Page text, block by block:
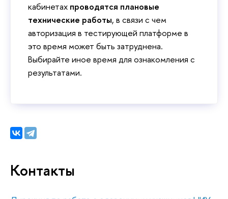
кабинетах проводятся плановые
технические работы, в связи с чем
авторизация в тестирующей платформе в
это время может быть затруднена.
Выбирайте иное время для ознакомления с
результатами.
Контакты